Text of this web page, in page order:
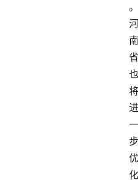
。
河
南
省
也
将
进
一
步
优
化